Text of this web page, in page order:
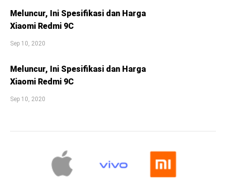
Meluncur, Ini Spesifikasi dan Harga
Xiaomi Redmi 9C
Sep 10, 2020
Meluncur, Ini Spesifikasi dan Harga
Xiaomi Redmi 9C
Sep 10, 2020